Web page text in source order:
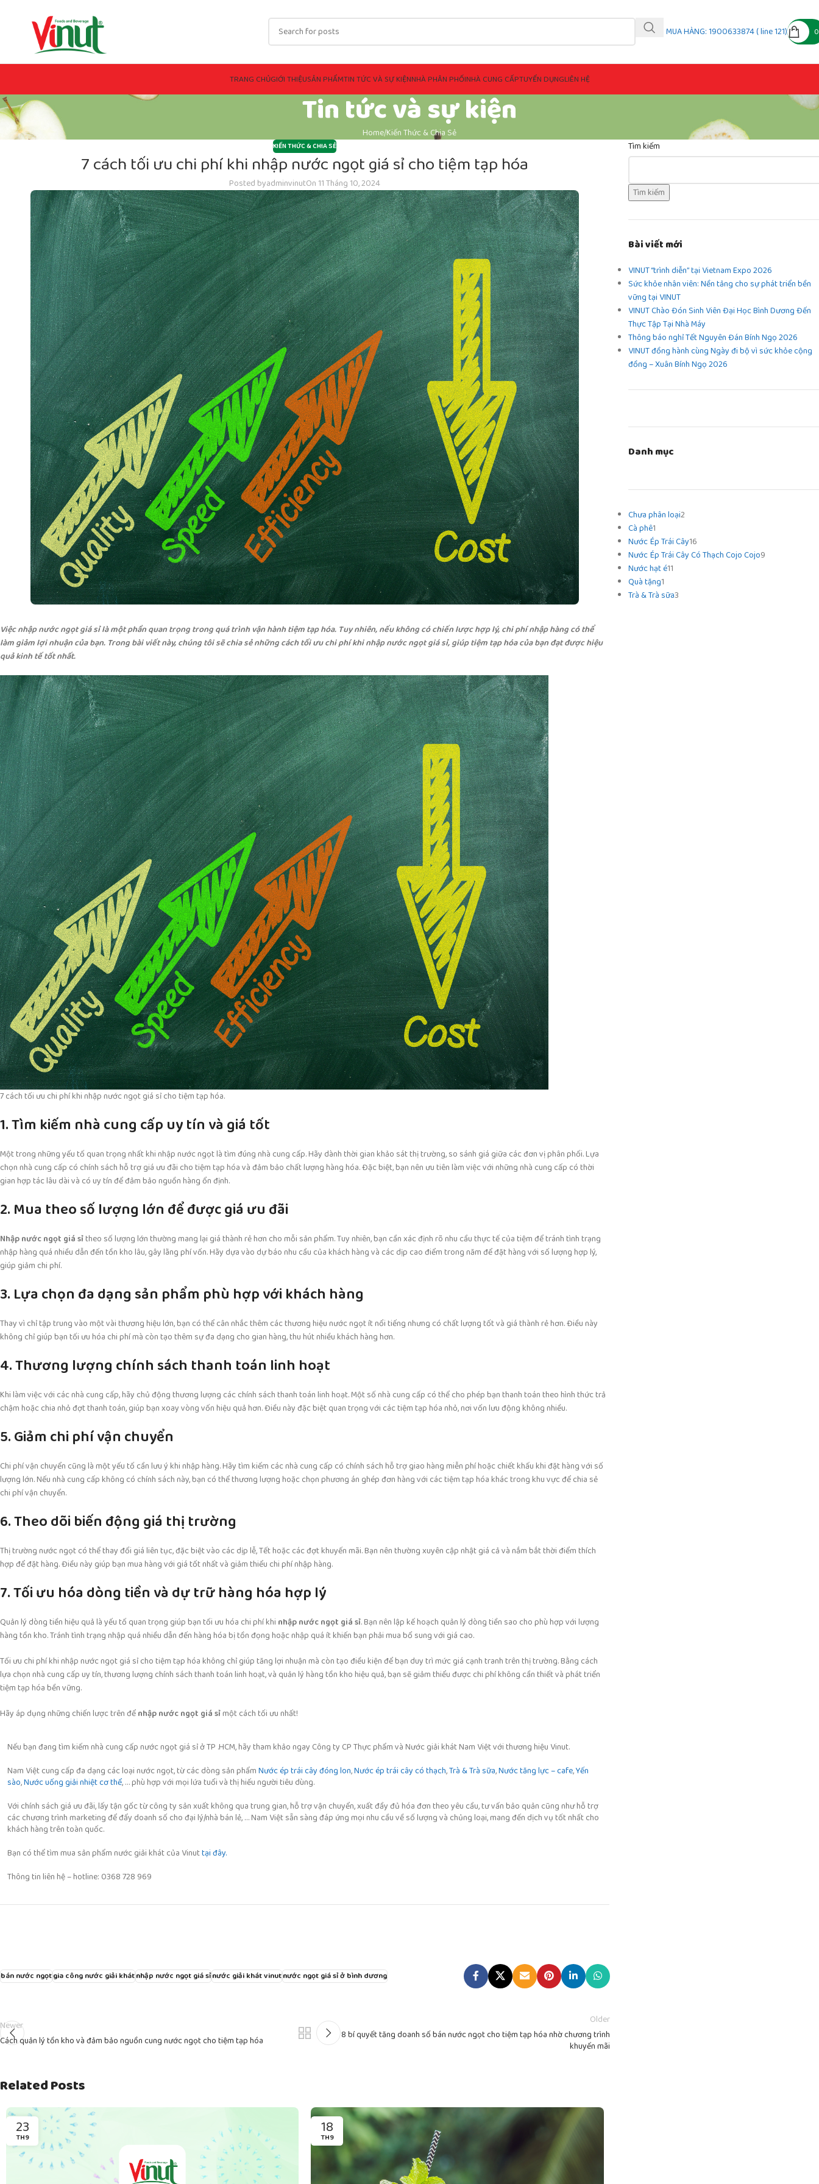
MUA HÀNG: 1900633874 ( line 121)
TRANG CHỦGIỚI THIỆUSẢN PHẨMTIN TỨC VÀ SỰ KIỆNNHÀ PHÂN PHỐINHÀ CUNG CẤPTUYỂN DỤNGLIÊN HỆ
Tin tức và sự kiện
HomeKiến Thức & Chia Sẻ
KIẾN THỨC & CHIA SẺ
7 cách tối ưu chi phí khi nhập nước ngọt giá sỉ cho tiệm tạp hóa
Posted byadminvinutOn 11 Tháng 10, 2024
Việc nhập nước ngọt giá sỉ là một phần quan trọng trong quá trình vận hành tiệm tạp hóa. Tuy nhiên, nếu không có chiến lược hợp lý, chi phí nhập hàng có thể
làm giảm lợi nhuận của bạn. Trong bài viết này, chúng tôi sẽ chia sẻ những cách tối ưu chi phí khi nhập nước ngọt giá sỉ, giúp tiệm tạp hóa của bạn đạt được hiệu
quả kinh tế tốt nhất.
7 cách tối ưu chi phí khi nhập nước ngọt giá sỉ cho tiệm tạp hóa.
1. Tìm kiếm nhà cung cấp uy tín và giá tốt
Một trong những yếu tố quan trọng nhất khi nhập nước ngọt là tìm đúng nhà cung cấp. Hãy dành thời gian khảo sát thị trường, so sánh giá giữa các đơn vị phân phối. Lựa
chọn nhà cung cấp có chính sách hỗ trợ giá ưu đãi cho tiệm tạp hóa và đảm bảo chất lượng hàng hóa. Đặc biệt, bạn nên ưu tiên làm việc với những nhà cung cấp có thời
gian hợp tác lâu dài và có uy tín để đảm bảo nguồn hàng ổn định.
2. Mua theo số lượng lớn để được giá ưu đãi
Nhập nước ngọt giá sỉtheo số lượng lớn thường mang lại giá thành rẻ hơn cho mỗi sản phẩm. Tuy nhiên, bạn cần xác định rõ nhu cầu thực tế của tiệm để tránh tình trạng
nhập hàng quá nhiều dẫn đến tồn kho lâu, gây lãng phí vốn. Hãy dựa vào dự báo nhu cầu của khách hàng và các dịp cao điểm trong năm để đặt hàng với số lượng hợp lý,
giúp giảm chi phí.
3. Lựa chọn đa dạng sản phẩm phù hợp với khách hàng
Thay vì chỉ tập trung vào một vài thương hiệu lớn, bạn có thể cân nhắc thêm các thương hiệu nước ngọt ít nổi tiếng nhưng có chất lượng tốt và giá thành rẻ hơn. Điều này
không chỉ giúp bạn tối ưu hóa chi phí mà còn tạo thêm sự đa dạng cho gian hàng, thu hút nhiều khách hàng hơn.
4. Thương lượng chính sách thanh toán linh hoạt
Khi làm việc với các nhà cung cấp, hãy chủ động thương lượng các chính sách thanh toán linh hoạt. Một số nhà cung cấp có thể cho phép bạn thanh toán theo hình thức trả
chậm hoặc chia nhỏ đợt thanh toán, giúp bạn xoay vòng vốn hiệu quả hơn. Điều này đặc biệt quan trọng với các tiệm tạp hóa nhỏ, nơi vốn lưu động không nhiều.
5. Giảm chi phí vận chuyển
Chi phí vận chuyển cũng là một yếu tố cần lưu ý khi nhập hàng. Hãy tìm kiếm các nhà cung cấp có chính sách hỗ trợ giao hàng miễn phí hoặc chiết khấu khi đặt hàng với số
lượng lớn. Nếu nhà cung cấp không có chính sách này, bạn có thể thương lượng hoặc chọn phương án ghép đơn hàng với các tiệm tạp hóa khác trong khu vực để chia sẻ
chi phí vận chuyển.
6. Theo dõi biến động giá thị trường
Thị trường nước ngọt có thể thay đổi giá liên tục, đặc biệt vào các dịp lễ, Tết hoặc các đợt khuyến mãi. Bạn nên thường xuyên cập nhật giá cả và nắm bắt thời điểm thích
hợp để đặt hàng. Điều này giúp bạn mua hàng với giá tốt nhất và giảm thiểu chi phí nhập hàng.
7. Tối ưu hóa dòng tiền và dự trữ hàng hóa hợp lý
Quản lý dòng tiền hiệu quả là yếu tố quan trọng giúp bạn tối ưu hóa chi phí khi nhập nước ngọt giá sỉ. Bạn nên lập kế hoạch quản lý dòng tiền sao cho phù hợp với lượng
hàng tồn kho. Tránh tình trạng nhập quá nhiều dẫn đến hàng hóa bị tồn đọng hoặc nhập quá ít khiến bạn phải mua bổ sung với giá cao.
Tối ưu chi phí khi nhập nước ngọt giá sỉ cho tiệm tạp hóa không chỉ giúp tăng lợi nhuận mà còn tạo điều kiện để bạn duy trì mức giá cạnh tranh trên thị trường. Bằng cách
lựa chọn nhà cung cấp uy tín, thương lượng chính sách thanh toán linh hoạt, và quản lý hàng tồn kho hiệu quả, bạn sẽ giảm thiểu được chi phí không cần thiết và phát triển
tiệm tạp hóa bền vững.
Hãy áp dụng những chiến lược trên đểnhập nước ngọt giá sỉmột cách tối ưu nhất!
Nếu bạn đang tìm kiếm nhà cung cấp nước ngọt giá sỉ ở TP .HCM, hãy tham khảo ngay Công ty CP Thực phẩm và Nước giải khát Nam Việt với thương hiệu Vinut.
Nam Việt cung cấp đa dạng các loại nước ngọt, từ các dòng sản phẩmNước ép trái cây đóng lon,Nước ép trái cây có thạch,Trà & Trà sữa,Nước tăng lực – cafe,Yến
sào,Nước uống giải nhiệt cơ thể, … phù hợp với mọi lứa tuổi và thị hiếu người tiêu dùng.
Với chính sách giá ưu đãi, lấy tận gốc từ công ty sản xuất không qua trung gian, hỗ trợ vận chuyển, xuất đầy đủ hóa đơn theo yêu cầu, tư vấn bảo quản cũng như hỗ trợ
các chương trình marketing để đẩy doanh số cho đại lý/nhà bán lẻ, … Nam Việt sẵn sàng đáp ứng mọi nhu cầu về số lượng và chủng loại, mang đến dịch vụ tốt nhất cho
khách hàng trên toàn quốc.
Bạn có thể tìm mua sản phẩm nước giải khát của Vinuttại đây.
Thông tin liên hệ – hotline: 0368 728 969
bán nước ngọtgia công nước giải khátnhập nước ngọt giá sỉnước giải khát vinutnước ngọt giá sỉ ở bình dương
Newer
Cách quản lý tồn kho và đảm bảo nguồn cung nước ngọt cho tiệm tạp hóa
Older
8 bí quyết tăng doanh số bán nước ngọt cho tiệm tạp hóa nhờ chương trình
khuyến mãi
Related Posts
23
TH9 18
TH9
Tìm kiếm
Tìm kiếm
Bài viết mới
VINUT “trình diễn” tại Vietnam Expo 2026
Sức khỏe nhân viên: Nền tảng cho sự phát triển bền
vững tại VINUT
VINUT Chào Đón Sinh Viên Đại Học Bình Dương Đến
Thực Tập Tại Nhà Máy
Thông báo nghỉ Tết Nguyên Đán Bính Ngọ 2026
VINUT đồng hành cùng Ngày đi bộ vì sức khỏe cộng
đồng – Xuân Bính Ngọ 2026
Danh mục
Chưa phân loại2
Cà phê1
Nước Ép Trái Cây16
Nước Ép Trái Cây Có Thạch Cojo Cojo9
Nước hạt é11
Quà tặng1
Trà & Trà sữa3